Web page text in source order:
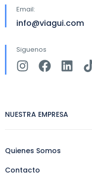
Email:
info@viagui.com
Siguenos
NUESTRA EMPRESA
Quienes Somos
Contacto